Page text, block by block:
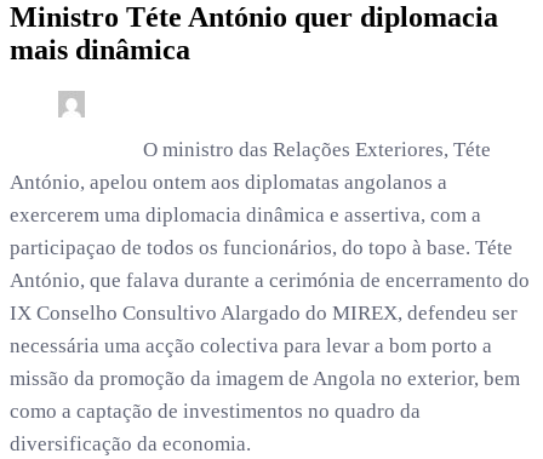
Ministro Téte António quer diplomacia
mais dinâmica
O ministro das Relações Exteriores, Téte
António, apelou ontem aos diplomatas angolanos a
exercerem uma diplomacia dinâmica e assertiva, com a
participaçao de todos os funcionários, do topo à base. Téte
António, que falava durante a cerimónia de encerramento do
IX Conselho Consultivo Alargado do MIREX, defendeu ser
necessária uma acção colectiva para levar a bom porto a
missão da promoção da imagem de Angola no exterior, bem
como a captação de investimentos no quadro da
diversificação da economia.